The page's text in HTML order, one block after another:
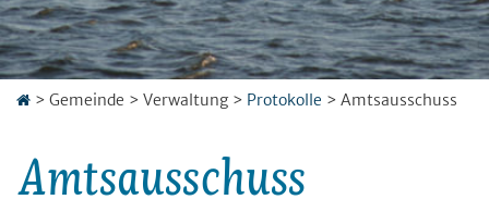
> Gemeinde > Verwaltung > Protokolle > Amtsausschuss
Amtsausschuss